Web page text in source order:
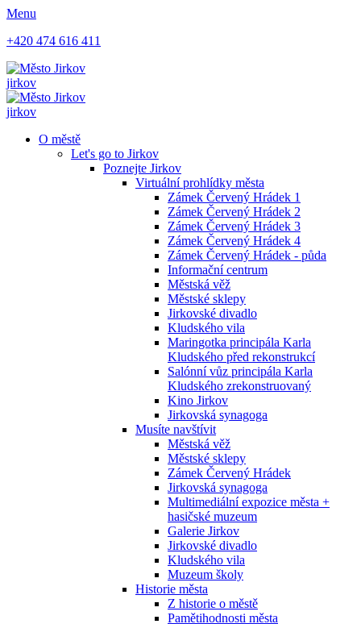
Menu
+420 474 616 411
jirkov
jirkov
O městě
Let's go to Jirkov
Poznejte Jirkov
Virtuální prohlídky města
Zámek Červený Hrádek 1
Zámek Červený Hrádek 2
Zámek Červený Hrádek 3
Zámek Červený Hrádek 4
Zámek Červený Hrádek - půda
Informační centrum
Městská věž
Městské sklepy
Jirkovské divadlo
Kludského vila
Maringotka principála Karla
Kludského před rekonstrukcí
Salónní vůz principála Karla
Kludského zrekonstruovaný
Kino Jirkov
Jirkovská synagoga
Musíte navštívit
Městská věž
Městské sklepy
Zámek Červený Hrádek
Jirkovská synagoga
Multimediální expozice města +
hasičské muzeum
Galerie Jirkov
Jirkovské divadlo
Kludského vila
Muzeum školy
Historie města
Z historie o městě
Pamětihodnosti města